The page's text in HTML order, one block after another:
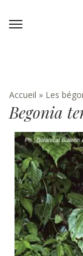
Accueil » Les
Begonia